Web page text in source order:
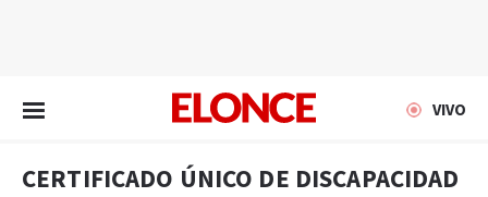
VIVO
CERTIFICADO ÚNICO DE DISCAPACIDAD